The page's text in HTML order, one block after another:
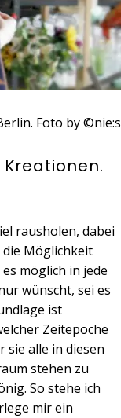
Foto by
Kreationen.
rausholen, dabei
die Möglichkeit
möglich in jede
wünscht, sei es
ist
Zeitepoche
sie alle in diesen
stehen zu
So stehe ich
mir ein